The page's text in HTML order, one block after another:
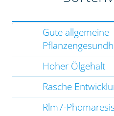
Gute allgemeine
Hoher Ölgehalt
Rasche
Rlm7-